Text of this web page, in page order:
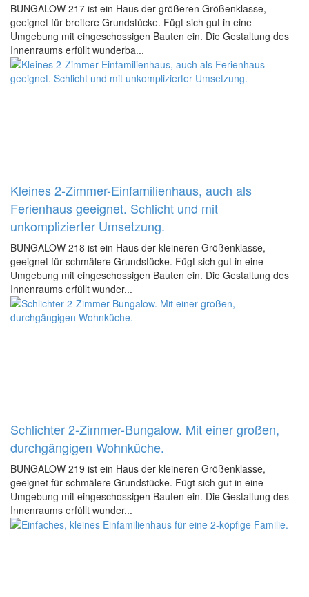
BUNGALOW 217 ist ein Haus der größeren Größenklasse,
geeignet für breitere Grundstücke. Fügt sich gut in eine
Umgebung mit eingeschossigen Bauten ein. Die Gestaltung des
Innenraums erfüllt wunderba...
Kleines 2-Zimmer-Einfamilienhaus, auch als
Ferienhaus geeignet. Schlicht und mit
unkomplizierter Umsetzung.
BUNGALOW 218 ist ein Haus der kleineren Größenklasse,
geeignet für schmälere Grundstücke. Fügt sich gut in eine
Umgebung mit eingeschossigen Bauten ein. Die Gestaltung des
Innenraums erfüllt wunder...
Schlichter 2-Zimmer-Bungalow. Mit einer großen,
durchgängigen Wohnküche.
BUNGALOW 219 ist ein Haus der kleineren Größenklasse,
geeignet für schmälere Grundstücke. Fügt sich gut in eine
Umgebung mit eingeschossigen Bauten ein. Die Gestaltung des
Innenraums erfüllt wunder...